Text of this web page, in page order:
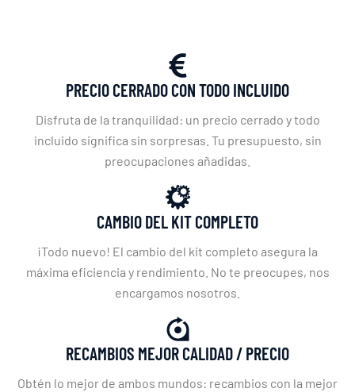
PRECIO CERRADO CON TODO INCLUIDO
Disfruta de la tranquilidad: un precio cerrado y todo
incluido significa sin sorpresas. Tu presupuesto, sin
preocupaciones añadidas.
CAMBIO DEL KIT COMPLETO
¡Todo nuevo! El cambio del kit completo asegura la
máxima eficiencia y rendimiento. No te preocupes, nos
encargamos nosotros.
RECAMBIOS MEJOR CALIDAD / PRECIO
Obtén lo mejor de ambos mundos: recambios con la mejor